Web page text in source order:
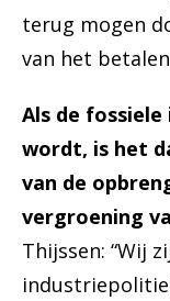
terug mogen
van het
Als de
wordt, is het
van de
vergroening
Thijssen: “Wij